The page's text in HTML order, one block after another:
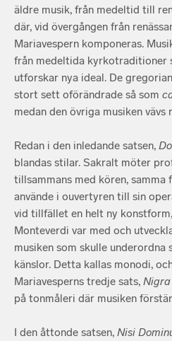
äldre musik, från medeltid till
där, vid övergången från
Mariavespern komponeras.
från medeltida kyrkotraditioner
utforskar nya ideal. De
stort sett oförändrade så som
medan den övriga musiken vävs
Redan i den inledande satsen,
blandas stilar. Sakralt möter
tillsammans med kören, samma
använde i ouvertyren till sin
vid tillfället en helt ny
Monteverdi var med och
musiken som skulle underordna
känslor. Detta kallas monodi,
Mariavesperns tredje sats, Nigra
på tonmåleri där musiken
I den åttonde satsen, Nisi